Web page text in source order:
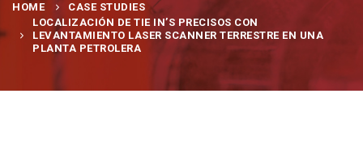
HOME
CASE STUDIES
LOCALIZACIÓN DE TIE IN’S PRECISOS CON
LEVANTAMIENTO LASER SCANNER TERRESTRE EN UNA
PLANTA PETROLERA